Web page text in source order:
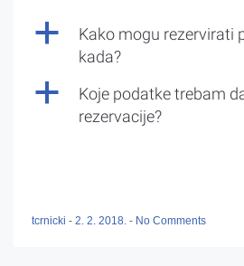
a
Kako mogu rezervirati
kada?
a
Koje podatke trebam
rezervacije?
tcrnicki - 2. 2. 2018. - No Comments